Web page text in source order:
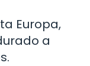
Europa,
a